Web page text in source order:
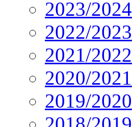
2023/2024
2022/2023
2021/2022
2020/2021
2019/2020